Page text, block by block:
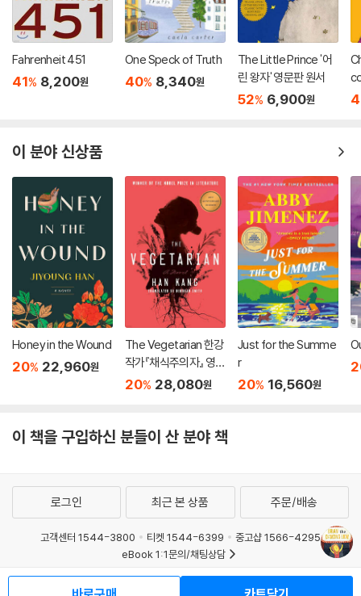
Fahrenheit 451
41% 8,200원
One Speck of Truth
40% 8,340원
The Little Prince '어
린 왕자' 영문판 원서
52% 6,900원
이 분야 신상품
Honey in the Wound
20% 22,960원
The Vegetarian 한강
작가『채식주의자』 영문
판 (미국판)
20% 28,080원
Just for the Summe
r
20% 16,560원
이 책을 구입하신 분들이 산 분야 책
로그인 최근 본 상품 주문/배송
고객센터 1544-3800 티켓 1544-6399
중고샵 1566-4295
eBook 1:1문의/채팅상담
예스이십사(주) 사업자 정보